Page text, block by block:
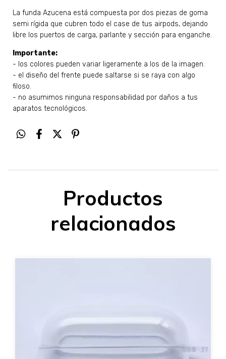
La funda Azucena está compuesta por dos piezas de goma
semi rígida que cubren todo el case de tus airpods, dejando
libre los puertos de carga, parlante y sección para enganche.
Importante:
- los colores pueden variar ligeramente a los de la imagen.
- el diseño del frente puede saltarse si se raya con algo
filoso.
- no asumimos ninguna responsabilidad por daños a tus
aparatos tecnológicos.
Productos
relacionados